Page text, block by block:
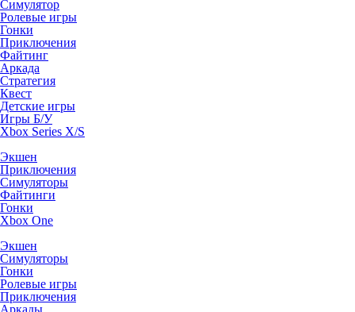
Симулятор
Ролевые игры
Гонки
Приключения
Файтинг
Аркада
Стратегия
Квест
Детские игры
Игры Б/У
Xbox Series X/S
Экшен
Приключения
Симуляторы
Файтинги
Гонки
Xbox One
Экшен
Симуляторы
Гонки
Ролевые игры
Приключения
Аркады